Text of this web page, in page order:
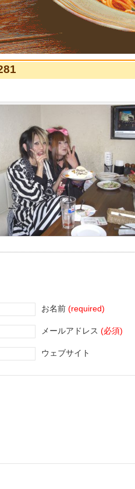
お名前 (required)
メールアドレス (必須)
ウェブサイト